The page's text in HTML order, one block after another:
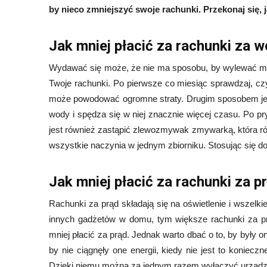
by nieco zmniejszyć swoje rachunki. Przekonaj się,
Jak mniej płacić za rachunki za
Wydawać się może, że nie ma sposobu, by wylewać
Twoje rachunki. Po pierwsze co miesiąc sprawdzaj,
może powodować ogromne straty. Drugim sposobem
wody i spędza się w niej znacznie więcej czasu. Po
jest również zastąpić zlewozmywak zmywarką, która
wszystkie naczynia w jednym zbiorniku. Stosując się
Jak mniej płacić za rachunki za
Rachunki za prąd składają się na oświetlenie i
innych gadżetów w domu, tym większe rachunki za
mniej płacić za prąd. Jednak warto dbać o to, by były
by nie ciągnęły one energii, kiedy nie jest to